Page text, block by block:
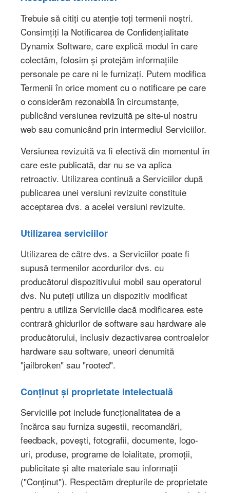
Trebuie să citiți cu atenție toți termenii noștri.
Consimțiți la Notificarea de Confidențialitate
Dynamix Software, care explică modul în care
colectăm, folosim și protejăm informațiile
personale pe care ni le furnizați. Putem modifica
Termenii în orice moment cu o notificare pe care
o considerăm rezonabilă în circumstanțe,
publicând versiunea revizuită pe site-ul nostru
web sau comunicând prin intermediul Serviciilor.
Versiunea revizuită va fi efectivă din momentul în
care este publicată, dar nu se va aplica
retroactiv. Utilizarea continuă a Serviciilor după
publicarea unei versiuni revizuite constituie
acceptarea dvs. a acelei versiuni revizuite.
Utilizarea serviciilor
Utilizarea de către dvs. a Serviciilor poate fi
supusă termenilor acordurilor dvs. cu
producătorul dispozitivului mobil sau operatorul
dvs. Nu puteți utiliza un dispozitiv modificat
pentru a utiliza Serviciile dacă modificarea este
contrară ghidurilor de software sau hardware ale
producătorului, inclusiv dezactivarea controalelor
hardware sau software, uneori denumită
"jailbroken" sau "rooted".
Conținut și proprietate intelectuală
Serviciile pot include funcționalitatea de a
încărca sau furniza sugestii, recomandări,
feedback, povești, fotografii, documente, logo-
uri, produse, programe de loialitate, promoții,
publicitate și alte materiale sau informații
("Conținut"). Respectăm drepturile de proprietate